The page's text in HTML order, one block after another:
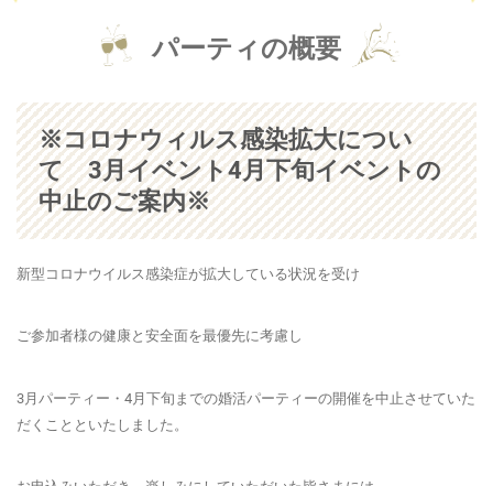
パーティの概要
※コロナウィルス感染拡大につい
て 3月イベント4月下旬イベントの
中止のご案内※
新型コロナウイルス感染症が拡大している状況を受け
ご参加者様の健康と安全面を最優先に考慮し
3月パーティー・4月下旬までの婚活パーティーの開催を中止させていた
だくことといたしました。